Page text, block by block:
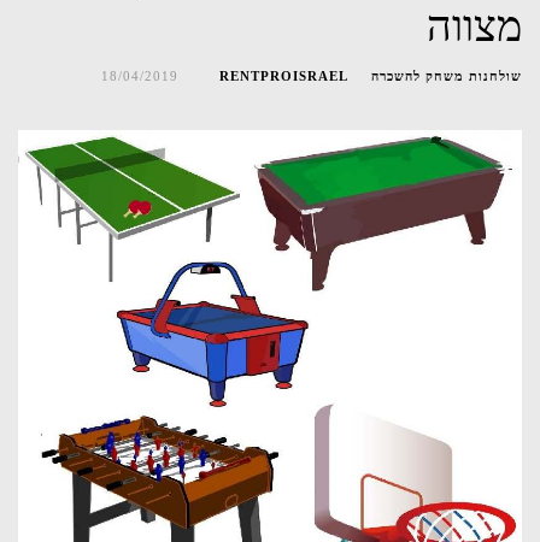
מצווה
שולחנות משחק להשכרה RENTPROISRAEL
18/04/2019